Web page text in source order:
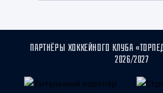
ПАРТНЁРЫ ХОККЕЙНОГО КЛУБА
2026/2027